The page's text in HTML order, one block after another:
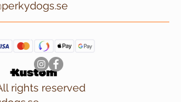
rights reserved